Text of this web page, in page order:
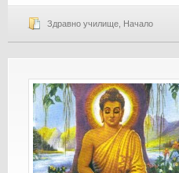
Здравно училище Начало